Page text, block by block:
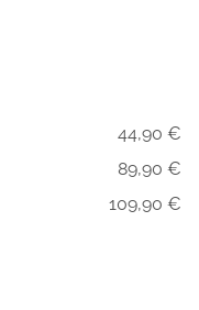
44,90 €
89,90 €
109,90 €